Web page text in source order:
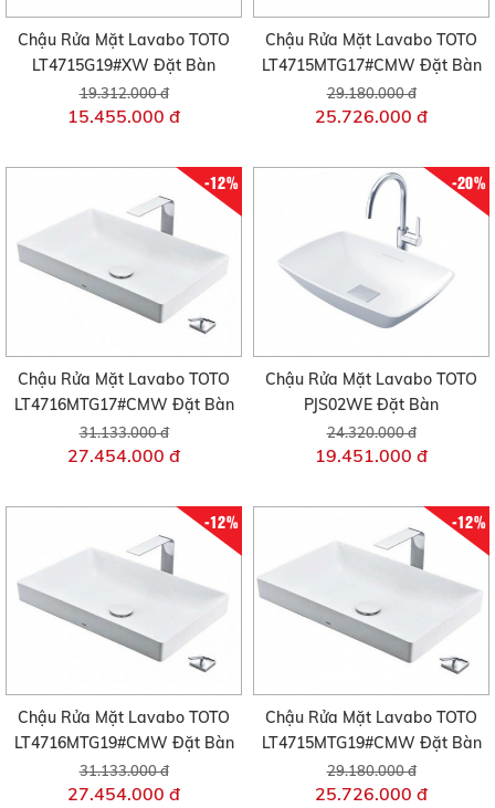
Chậu Rửa Mặt Lavabo TOTO
LT4715G19#XW Đặt Bàn
19.312.000 đ
15.455.000 đ
Chậu Rửa Mặt Lavabo TOTO
LT4715MTG17#CMW Đặt Bàn
29.180.000 đ
25.726.000 đ
-12%
Chậu Rửa Mặt Lavabo TOTO
LT4716MTG17#CMW Đặt Bàn
31.133.000 đ
27.454.000 đ
-20%
Chậu Rửa Mặt Lavabo TOTO
PJS02WE Đặt Bàn
24.320.000 đ
19.451.000 đ
-12%
Chậu Rửa Mặt Lavabo TOTO
LT4716MTG19#CMW Đặt Bàn
31.133.000 đ
27.454.000 đ
-12%
Chậu Rửa Mặt Lavabo TOTO
LT4715MTG19#CMW Đặt Bàn
29.180.000 đ
25.726.000 đ